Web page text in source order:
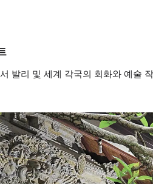
발리 및 세계 각국의 회화와 예술